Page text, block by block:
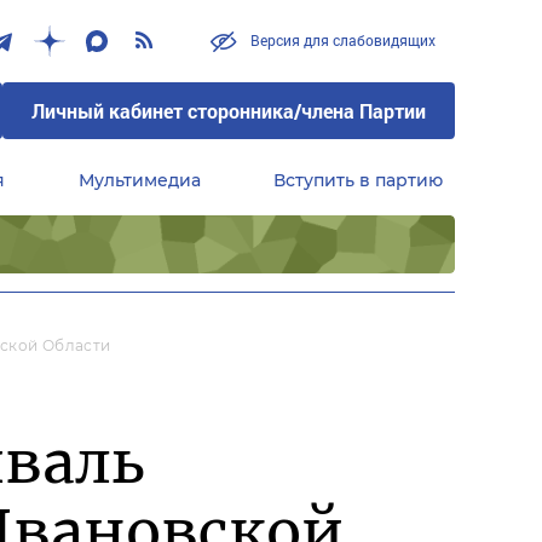
Версия для слабовидящих
Личный кабинет сторонника/члена Партии
Мультимедиа Вступить в партию
Области